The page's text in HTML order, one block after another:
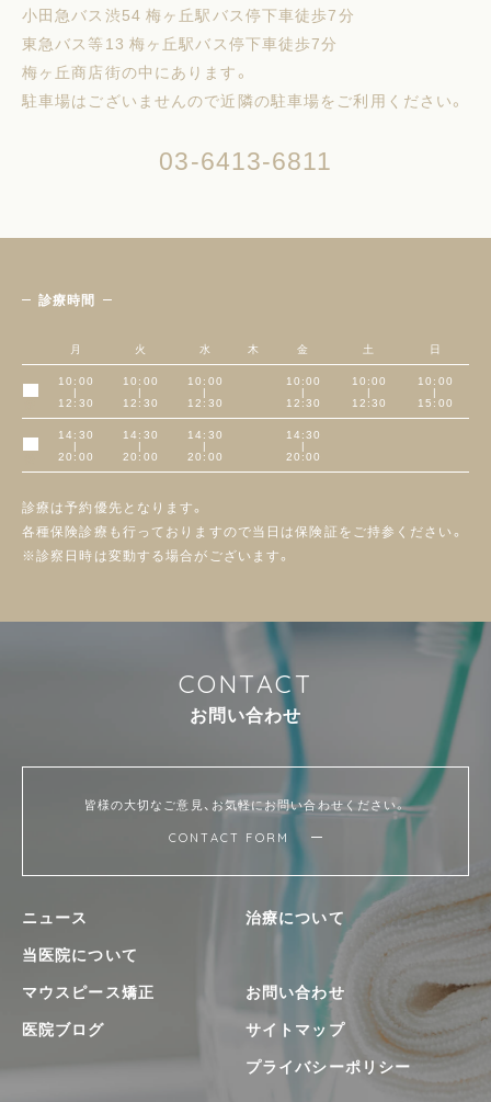
小田急バス渋54 梅ヶ丘駅バス停下車徒歩7分
東急バス等13 梅ヶ丘駅バス停下車徒歩7分
梅ヶ丘商店街の中にあります。
駐車場はございませんので近隣の駐車場をご利用ください。
03-6413-6811
診療時間
月 火 水 木 金 土 日
10:00
|
12:30
10:00
|
12:30
10:00
|
12:30
10:00
|
12:30
10:00
|
12:30
10:00
|
15:00
14:30
|
20:00
14:30
|
20:00
14:30
|
20:00
14:30
|
20:00
診療は予約優先となります。
各種保険診療も行っておりますので当日は保険証をご持参ください。
※診察日時は変動する場合がございます。
CONTACT
お問い合わせ
皆様の大切なご意見、お気軽にお問い合わせください。
CONTACT FORM
ニュース
当医院について
治療について
マウスピース矯正
医院ブログ
お問い合わせ
サイトマップ
プライバシーポリシー